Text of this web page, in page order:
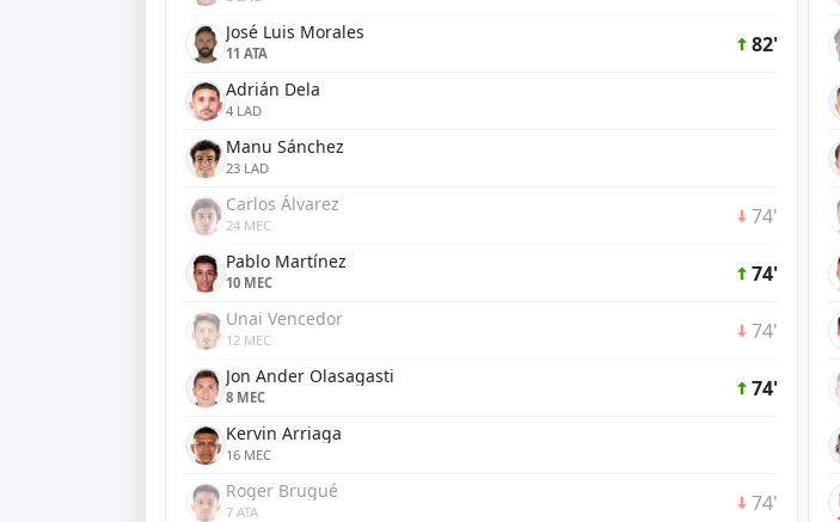
José Luis Morales
11 ATA 82'
Adrián Dela
4 LAD
Manu Sánchez
23 LAD
Carlos Álvarez
24 MEC 74'
Pablo Martínez
10 MEC 74'
Unai Vencedor
12 MEC 74'
Jon Ander Olasagasti
8 MEC 74'
Kervin Arriaga
16 MEC
Roger Brugué
7 ATA 74'